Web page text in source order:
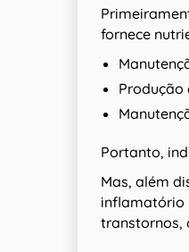
fornece
Produção
Portanto,
Mas, além
inflamatório
transtornos,